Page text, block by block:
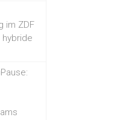
im ZDF